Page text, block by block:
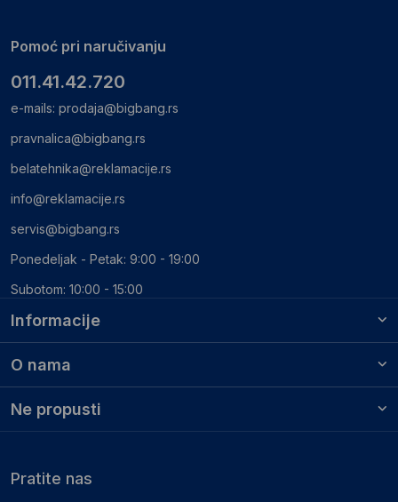
Informacije
O nama
Ne propusti
Pomoć pri naručivanju
011.41.42.720
e-mails: prodaja@bigbang.rs
pravnalica@bigbang.rs
belatehnika@reklamacije.rs
info@reklamacije.rs
servis@bigbang.rs
Ponedeljak - Petak: 9:00 - 19:00
Subotom: 10:00 - 15:00
Pratite nas